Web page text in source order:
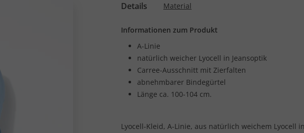
Details Material
Informationen zum Produkt
A-Linie
natürlich weicher Lyocell in Jeansoptik
Carree-Ausschnitt mit Zierfalten
abnehmbarer Bindegürtel
Länge ca. 100-104 cm.
Lyocell-Kleid, A-Linie, aus natürlich weichem Lyocell